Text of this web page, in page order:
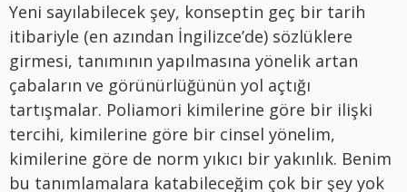
Yeni sayılabilecek şey, konseptin geç bir tarih
itibariyle (en azından İngilizce’de) sözlüklere
girmesi, tanımının yapılmasına yönelik artan
çabaların ve görünürlüğünün yol açtığı
tartışmalar. Poliamori kimilerine göre bir ilişki
tercihi, kimilerine göre bir cinsel yönelim,
kimilerine göre de norm yıkıcı bir yakınlık. Benim
bu tanımlamalara katabileceğim çok bir şey yok